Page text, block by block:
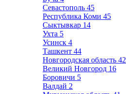
Севастополь 45
Республика Коми 45
Сыктывкар 14
Ухта 5
Усинск 4
Ташкент 44
Новгородская область 42
Великий Новгород 16
Боровичи 5
Валдай 2